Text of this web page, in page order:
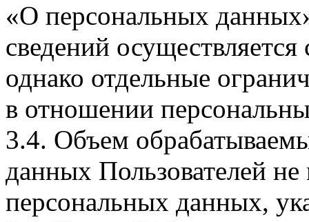
«О персональных
сведений
однако отдельные
в отношении
3.4. Объем
данных Пользователей
персональных данных,